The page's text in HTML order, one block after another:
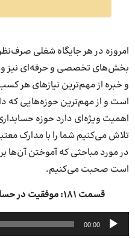
امروزه در هر جایگاه شغلی
بخش‌های تخصصی و حرفه‌ای نیز
و خبره از مهم‌ترین نیازهای هر
است و از مهم‌ترین حوزه‌هایی
اهمیت ویژه‌ای دارد حوزه
تلاش می‌کنیم شما را با مدارک
در مورد مباحثی که آموختن آن‌ها
است صحبت می‌کنیم.
قسمت ۱۸۱: موفقیت در حسابداری و دوره‌های بین‌المللی
پخش‌کننده
صوت
00:00